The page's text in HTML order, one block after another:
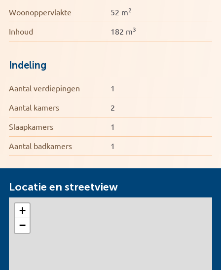
Woonoppervlakte 52 m2
Inhoud 182 m3
Indeling
Aantal verdiepingen 1
Aantal kamers 2
Slaapkamers 1
Aantal badkamers 1
Locatie en streetview
+
−